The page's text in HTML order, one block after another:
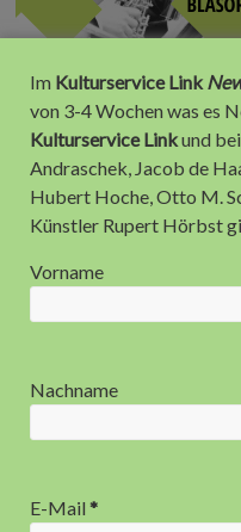
Im Kulturservice Link
von 3-4 Wochen was es
Kulturservice Linkund
Andraschek, Jacob de
Hubert Hoche, Otto M.
Künstler Rupert Hörbst
Vorname
Nachname
E-Mail*